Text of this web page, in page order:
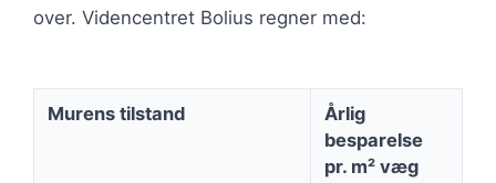
over. Videncentret Bolius regner med:
Murens tilstand
Årlig
besparelse
pr. m² væg